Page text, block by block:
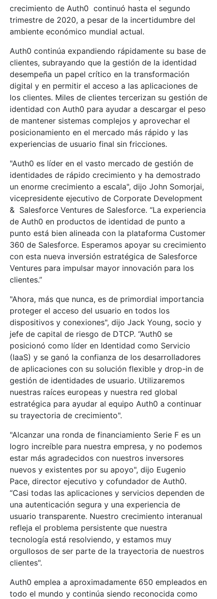
crecimiento de Auth0 continuó hasta el segundo
trimestre de 2020, a pesar de la incertidumbre del
ambiente económico mundial actual.
Auth0 continúa expandiendo rápidamente su base de
clientes, subrayando que la gestión de la identidad
desempeña un papel crítico en la transformación
digital y en permitir el acceso a las aplicaciones de
los clientes. Miles de clientes tercerizan su gestión de
identidad con Auth0 para ayudar a descargar el peso
de mantener sistemas complejos y aprovechar el
posicionamiento en el mercado más rápido y las
experiencias de usuario final sin fricciones.
"Auth0 es líder en el vasto mercado de gestión de
identidades de rápido crecimiento y ha demostrado
un enorme crecimiento a escala", dijo John Somorjai,
vicepresidente ejecutivo de Corporate Development
& Salesforce Ventures de Salesforce. “La experiencia
de Auth0 en productos de identidad de punto a
punto está bien alineada con la plataforma Customer
360 de Salesforce. Esperamos apoyar su crecimiento
con esta nueva inversión estratégica de Salesforce
Ventures para impulsar mayor innovación para los
clientes.”
"Ahora, más que nunca, es de primordial importancia
proteger el acceso del usuario en todos los
dispositivos y conexiones", dijo Jack Young, socio y
jefe de capital de riesgo de DTCP. “Auth0 se
posicionó como líder en Identidad como Servicio
(IaaS) y se ganó la confianza de los desarrolladores
de aplicaciones con su solución flexible y drop-in de
gestión de identidades de usuario. Utilizaremos
nuestras raíces europeas y nuestra red global
estratégica para ayudar al equipo Auth0 a continuar
su trayectoria de crecimiento".
"Alcanzar una ronda de financiamiento Serie F es un
logro increíble para nuestra empresa, y no podemos
estar más agradecidos con nuestros inversores
nuevos y existentes por su apoyo", dijo Eugenio
Pace, director ejecutivo y cofundador de Auth0.
“Casi todas las aplicaciones y servicios dependen de
una autenticación segura y una experiencia de
usuario transparente. Nuestro crecimiento interanual
refleja el problema persistente que nuestra
tecnología está resolviendo, y estamos muy
orgullosos de ser parte de la trayectoria de nuestros
clientes".
Auth0 emplea a aproximadamente 650 empleados en
todo el mundo y continúa siendo reconocida como